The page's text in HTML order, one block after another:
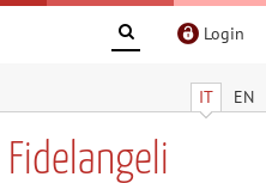
Login
IT EN